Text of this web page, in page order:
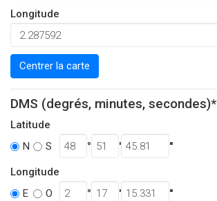
Longitude
Centrer la carte
DMS (degrés, minutes, secondes)*
Latitude
N
S ° ' ''
Longitude
E
O ° ' ''